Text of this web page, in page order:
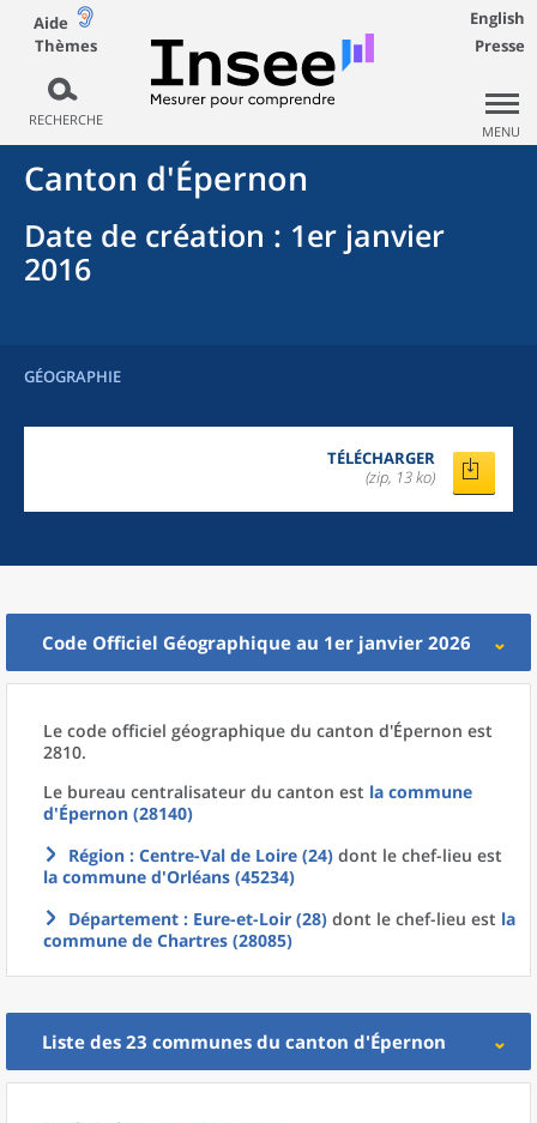
Aide
Thèmes
RECHERCHE
English
Presse
MENU
Canton d'Épernon
Date de création : 1er janvier
2016
GÉOGRAPHIE
TÉLÉCHARGER
(zip, 13 ko)
Code Officiel Géographique au 1er janvier 2026
Le code officiel géographique du canton d'Épernon est
2810.
Le bureau centralisateur du canton est la commune
d'Épernon (28140)
Région : Centre-Val de Loire (24) dont le chef-lieu est
la commune d'Orléans (45234)
Département : Eure-et-Loir (28) dont le chef-lieu est la
commune de Chartres (28085)
Liste des 23 communes du canton d'Épernon